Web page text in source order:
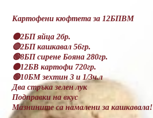
Картофени кюфтета за 12БПВМ
🟠2БП яйца 2бр.
🔴2БП кашкавал 56гр.
🟢8БП сирене Бояна 280гр.
🟠12БВ картофи 720гр.
🟢10БМ зехтин 3 и 1/3ч.л
Два стръка зелен лук
Подправки на вкус
Мазнините са намалени за кашкавала!